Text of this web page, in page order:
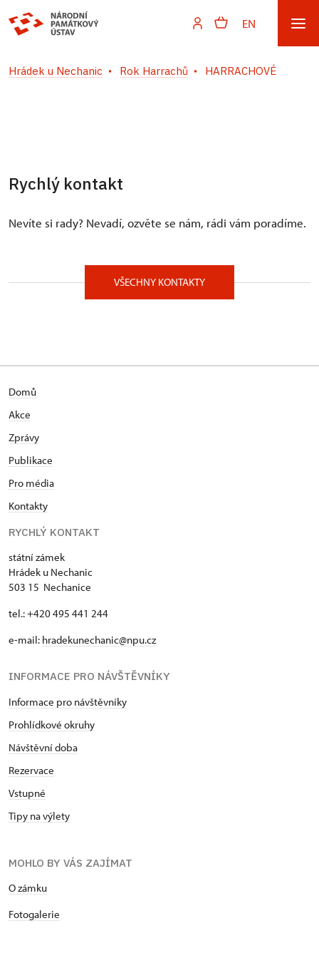
EN
Hrádek u Nechanic Rok Harrachů HARRACHOVÉ
Rychlý kontakt
Nevíte si rady? Nevadí, ozvěte se nám, rádi vám poradíme.
VŠECHNY KONTAKTY
Domů
Akce
Zprávy
Publikace
Pro média
Kontakty
RYCHLÝ KONTAKT
státní zámek
Hrádek u Nechanic
503 15 Nechanice
tel.: +420 495 441 244
e-mail: hradekunechanic@npu.cz
INFORMACE PRO NÁVŠTĚVNÍKY
Informace pro návštěvníky
Prohlídkové okruhy
Návštěvní doba
Rezervace
Vstupné
Tipy na výlety
MOHLO BY VÁS ZAJÍMAT
O zámku
Fotogalerie